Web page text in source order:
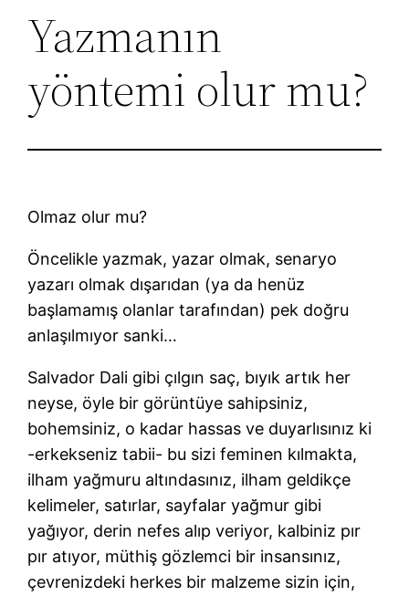
Yazmanın
yöntemi olur mu?
Olmaz olur mu?
Öncelikle yazmak, yazar olmak, senaryo
yazarı olmak dışarıdan (ya da henüz
başlamamış olanlar tarafından) pek doğru
anlaşılmıyor sanki…
Salvador Dali gibi çılgın saç, bıyık artık her
neyse, öyle bir görüntüye sahipsiniz,
bohemsiniz, o kadar hassas ve duyarlısınız ki
-erkekseniz tabii- bu sizi feminen kılmakta,
ilham yağmuru altındasınız, ilham geldikçe
kelimeler, satırlar, sayfalar yağmur gibi
yağıyor, derin nefes alıp veriyor, kalbiniz pır
pır atıyor, müthiş gözlemci bir insansınız,
çevrenizdeki herkes bir malzeme sizin için,